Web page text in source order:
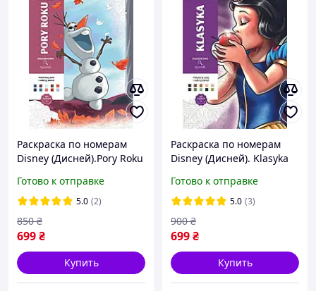
Раскраска по номерам
Disney (Дисней).Pory Roku
Польское издательство
Готово к отправке
5.0 (2)
699₴
850 ₴
Купить
Раскраска по номерам
Disney (Дисней). Klasyka
терапия, Польское
издательство
Готово к отправке
5.0 (3)
699₴
900 ₴
Купить